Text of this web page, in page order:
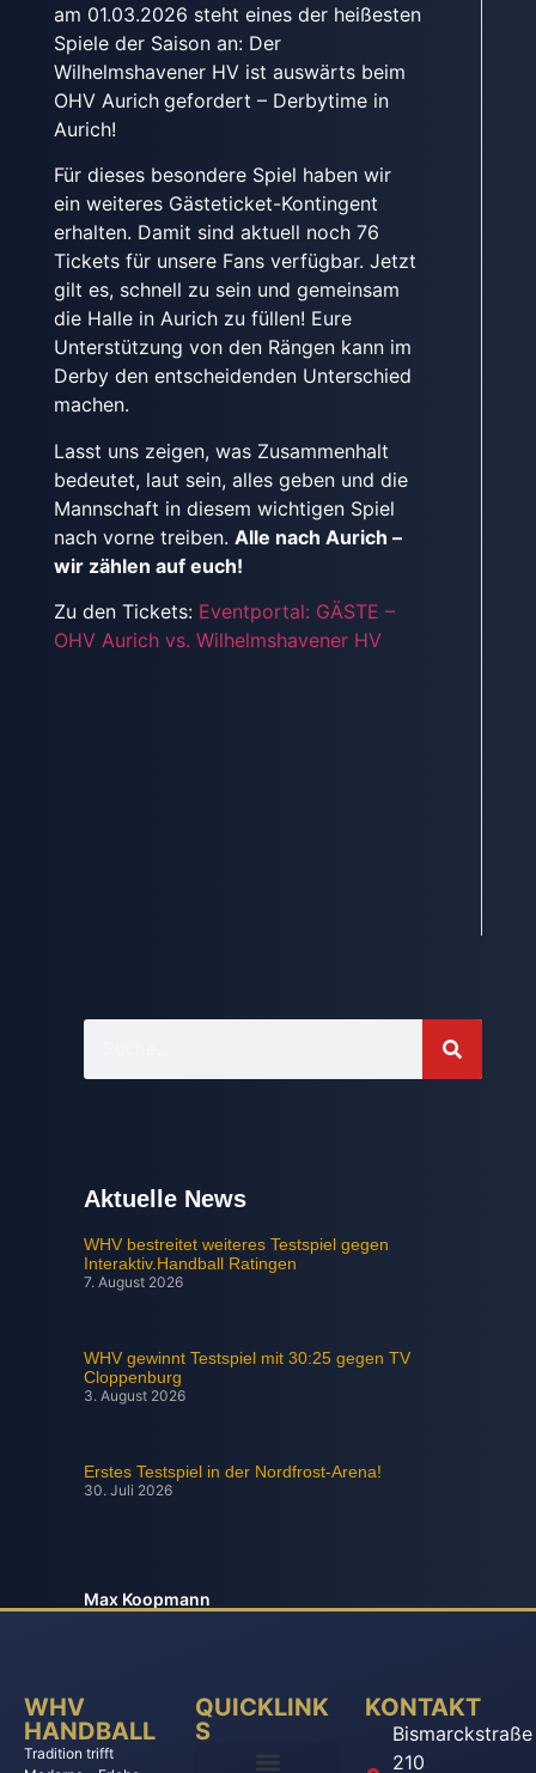
am 01.03.2026 steht eines der heißesten
Spiele der Saison an: Der
Wilhelmshavener HV ist auswärts beim
OHV Aurich gefordert – Derbytime in
Aurich!
Für dieses besondere Spiel haben wir
ein weiteres Gästeticket-Kontingent
erhalten. Damit sind aktuell noch 76
Tickets für unsere Fans verfügbar. Jetzt
gilt es, schnell zu sein und gemeinsam
die Halle in Aurich zu füllen! Eure
Unterstützung von den Rängen kann im
Derby den entscheidenden Unterschied
machen.
Lasst uns zeigen, was Zusammenhalt
bedeutet, laut sein, alles geben und die
Mannschaft in diesem wichtigen Spiel
nach vorne treiben. Alle nach Aurich –
wir zählen auf euch!
Zu den Tickets: Eventportal: GÄSTE –
OHV Aurich vs. Wilhelmshavener HV
Aktuelle News
WHV bestreitet weiteres Testspiel gegen
Interaktiv.Handball Ratingen
7. August 2026
WHV gewinnt Testspiel mit 30:25 gegen TV
Cloppenburg
3. August 2026
Erstes Testspiel in der Nordfrost-Arena!
30. Juli 2026
Max Koopmann
WHV
HANDBALL
Tradition trifft
QUICKLINK
S
KONTAKT
Bismarckstraße
210